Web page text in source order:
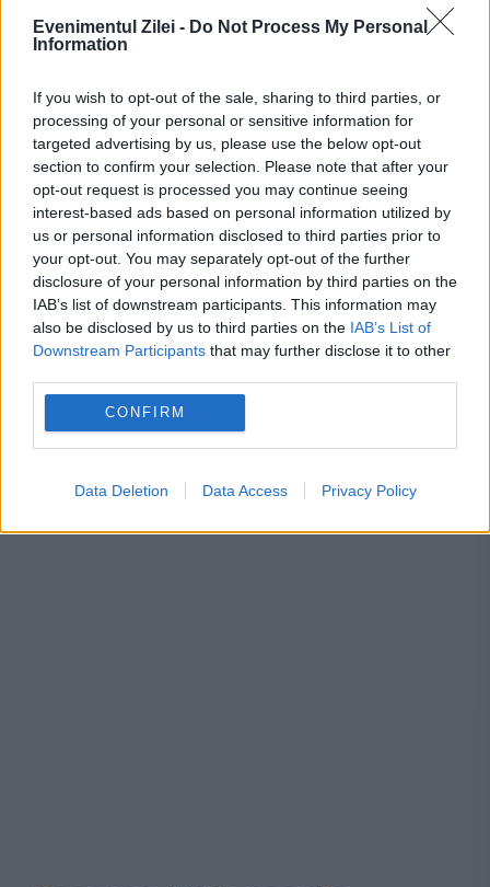
Evenimentul Zilei - Do Not Process My Personal
Information
If you wish to opt-out of the sale, sharing to third parties, or
processing of your personal or sensitive information for
targeted advertising by us, please use the below opt-out
section to confirm your selection. Please note that after your
opt-out request is processed you may continue seeing
interest-based ads based on personal information utilized by
us or personal information disclosed to third parties prior to
your opt-out. You may separately opt-out of the further
disclosure of your personal information by third parties on the
IAB’s list of downstream participants. This information may
also be disclosed by us to third parties on the IAB’s List of
Downstream Participants that may further disclose it to other
CONFIRM
Data Deletion Data Access Privacy Policy
crească în anii următori”.
Cum verifici dacă ai datorii la Primărie?
Metoda prin care afli online dacă ai
restanțe la taxe și impozite
Regula pe care mulți români din
străinătate nu o cunosc despre
contribuțiile la pensie
exercitii